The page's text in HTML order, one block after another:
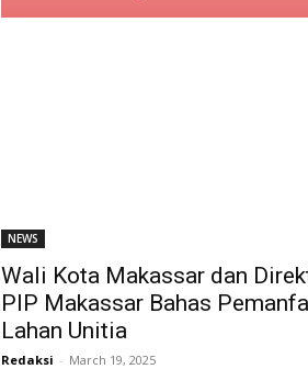
NEWS
Wali Kota Makassar dan
PIP Makassar Bahas
Lahan Unitia
Redaksi - March 19, 2025